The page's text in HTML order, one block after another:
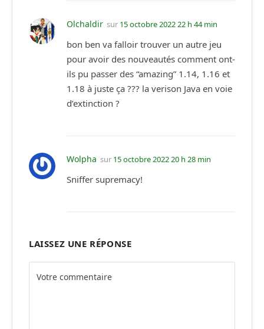
Olchaldir sur 15 octobre 2022 22 h 44 min
bon ben va falloir trouver un autre jeu
pour avoir des nouveautés comment ont-
ils pu passer des “amazing” 1.14, 1.16 et
1.18 à juste ça ??? la verison Java en voie
d’extinction ?
Wolpha sur 15 octobre 2022 20 h 28 min
Sniffer supremacy!
LAISSEZ UNE RÉPONSE